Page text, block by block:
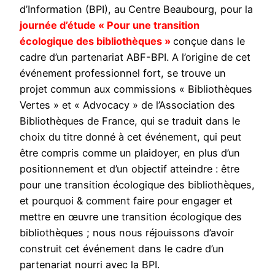
d’Information (BPI), au Centre Beaubourg, pour la
journée d’étude « Pour une transition
écologique des bibliothèques » conçue dans le
cadre d’un partenariat ABF-BPI. A l’origine de cet
événement professionnel fort, se trouve un
projet commun aux commissions « Bibliothèques
Vertes » et « Advocacy » de l’Association des
Bibliothèques de France, qui se traduit dans le
choix du titre donné à cet événement, qui peut
être compris comme un plaidoyer, en plus d’un
positionnement et d’un objectif atteindre : être
pour une transition écologique des bibliothèques,
et pourquoi & comment faire pour engager et
mettre en œuvre une transition écologique des
bibliothèques ; nous nous réjouissons d’avoir
construit cet événement dans le cadre d’un
partenariat nourri avec la BPI.